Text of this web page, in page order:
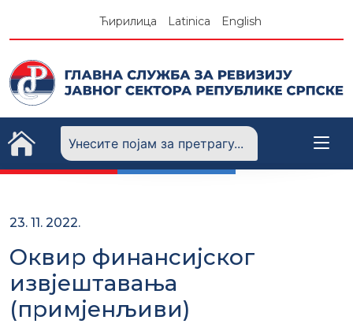
Ћирилица Latinica English
23. 11. 2022.
Оквир финансијског
извјештавања
(примјенљиви)